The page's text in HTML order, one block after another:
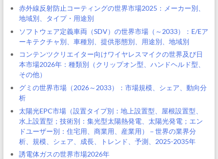
赤外線反射防止コーティングの世界市場2025：メーカー別、
地域別、タイプ・用途別
ソフトウェア定義車両（SDV）の世界市場（～2033）：E/Eア
ーキテクチャ別、車種別、提供形態別、用途別、地域別
コンテンツクリエイター向けワイヤレスマイクの世界及び日
本市場2026年：種類別（クリップオン型、ハンドヘルド型、
その他）
グミの世界市場（2026～2033）：市場規模、シェア、動向分
析
太陽光EPC市場（設置タイプ別：地上設置型、屋根設置型、
水上設置型；技術別：集光型太陽熱発電、太陽光発電；エン
ドユーザー別：住宅用、商業用、産業用）－世界の業界分
析、規模、シェア、成長、トレンド、予測、2025-2035年
誘電体ガスの世界市場2026年